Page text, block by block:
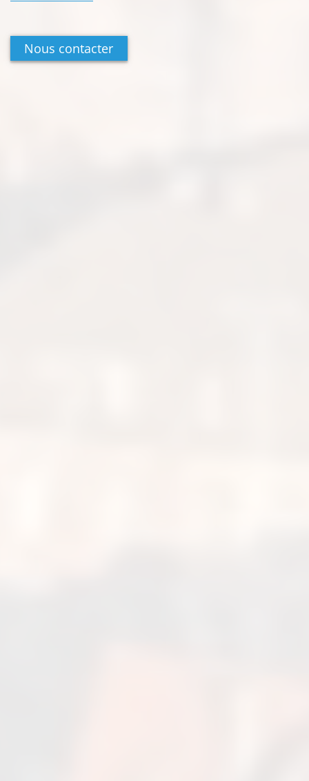
Nous contacter